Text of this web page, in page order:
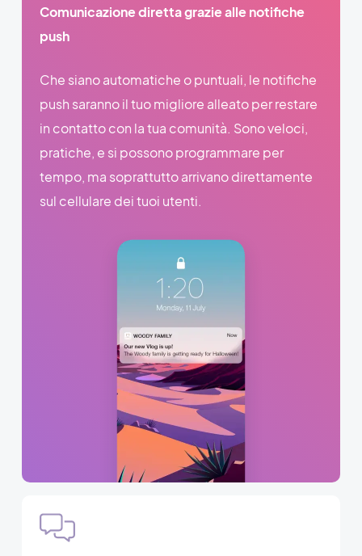
Comunicazione diretta grazie alle notifiche
push
Che siano automatiche o puntuali, le notifiche
push saranno il tuo migliore alleato per restare
in contatto con la tua comunità. Sono veloci,
pratiche, e si possono programmare per
tempo, ma soprattutto arrivano direttamente
sul cellulare dei tuoi utenti.